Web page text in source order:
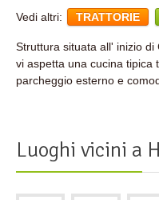
Vedi altri: TRATTORIE
Struttura situata all' inizio di
vi aspetta una cucina tipica
parcheggio esterno e
Luoghi vicini a